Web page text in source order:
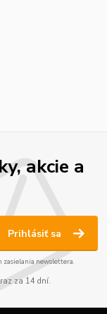
akcie a
Prihlásiť sa
zasielania newslettera.
za 14 dní.